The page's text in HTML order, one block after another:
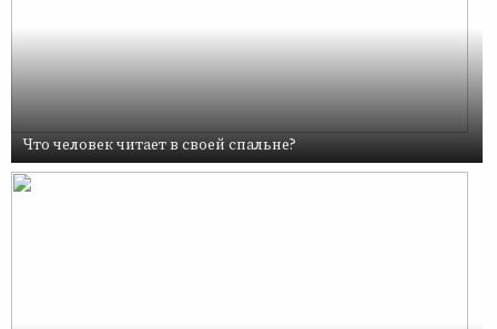
Что человек читает в своей спальне?